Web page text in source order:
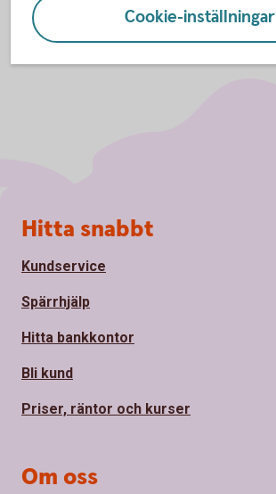
Cookie-inställningar
Sidfot
Hitta snabbt
Kundservice
Spärrhjälp
Hitta bankkontor
Bli kund
Priser, räntor och kurser
Om oss